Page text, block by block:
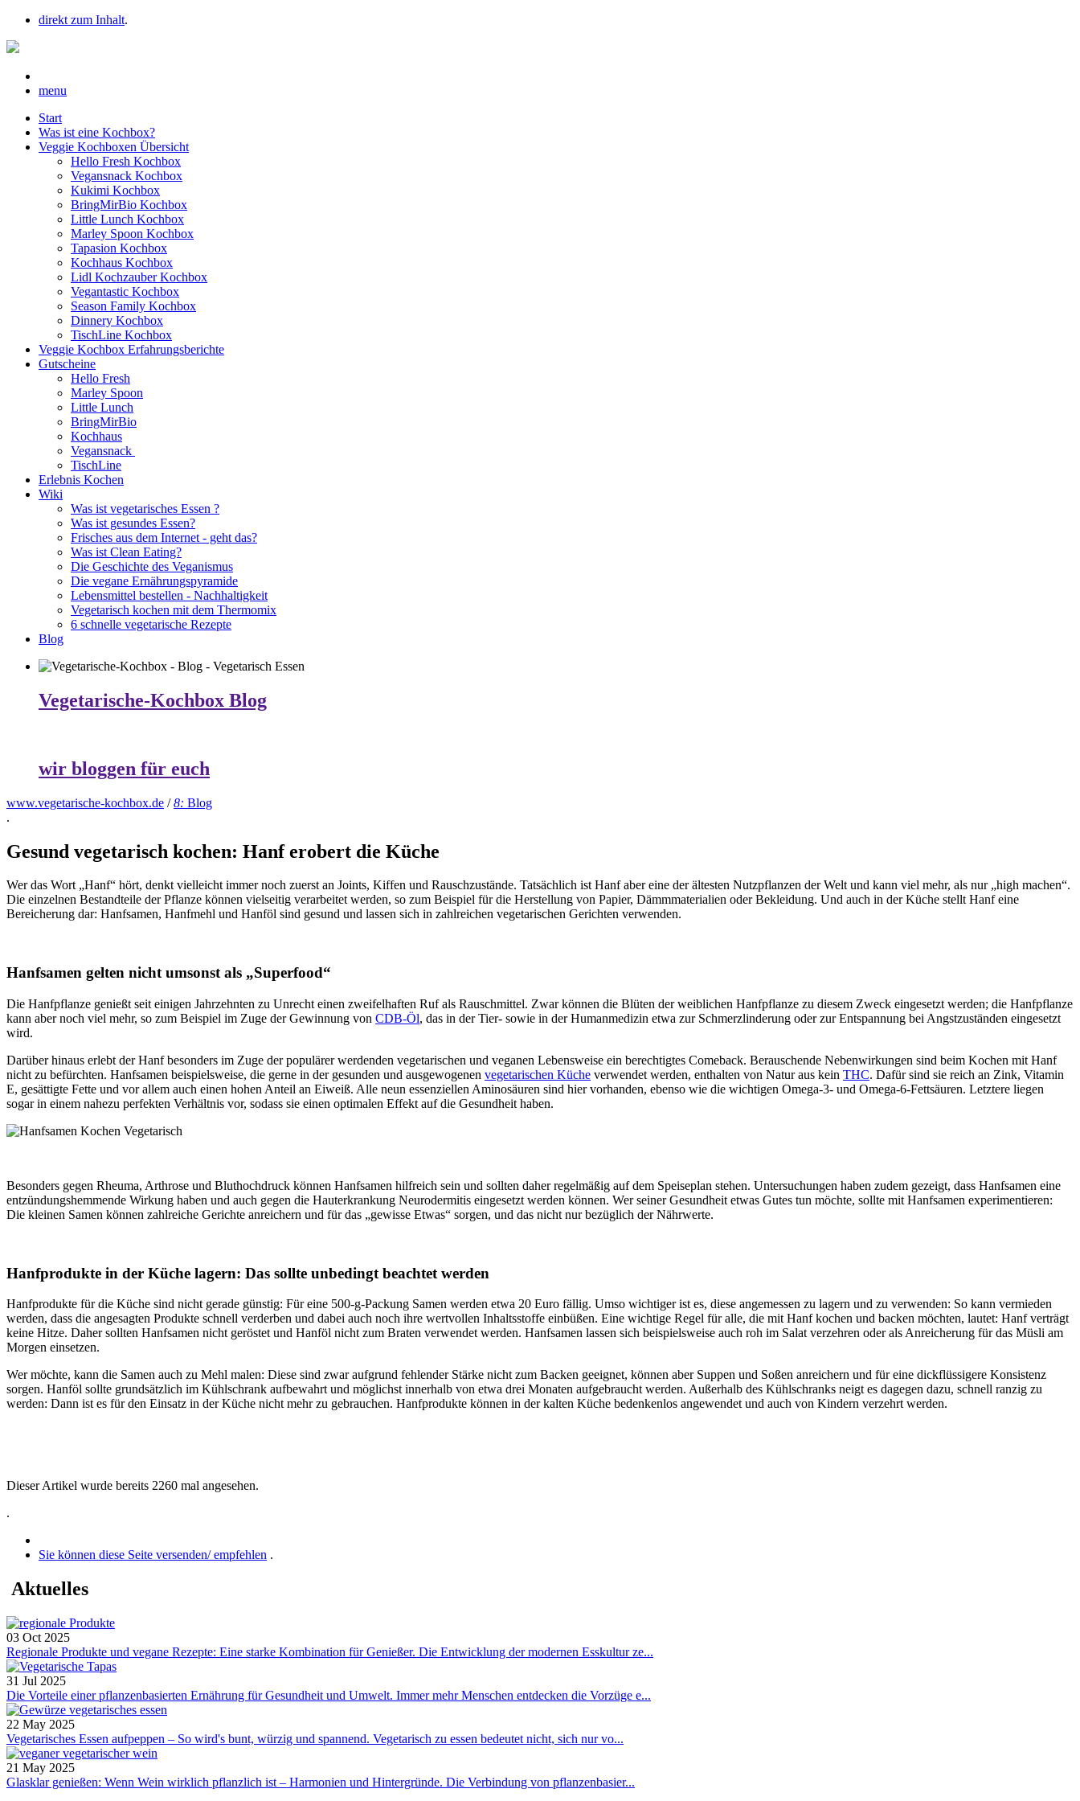
direkt zum Inhalt.
menu
Start
Was ist eine Kochbox?
Veggie Kochboxen Übersicht
Hello Fresh Kochbox
Vegansnack Kochbox
Kukimi Kochbox
BringMirBio Kochbox
Little Lunch Kochbox
Marley Spoon Kochbox
Tapasion Kochbox
Kochhaus Kochbox
Lidl Kochzauber Kochbox
Vegantastic Kochbox
Season Family Kochbox
Dinnery Kochbox
TischLine Kochbox
Veggie Kochbox Erfahrungsberichte
Gutscheine
Hello Fresh
Marley Spoon
Little Lunch
BringMirBio
Kochhaus
Vegansnack
TischLine
Erlebnis Kochen
Wiki
Was ist vegetarisches Essen ?
Was ist gesundes Essen?
Frisches aus dem Internet - geht das?
Was ist Clean Eating?
Die Geschichte des Veganismus
Die vegane Ernährungspyramide
Lebensmittel bestellen - Nachhaltigkeit
Vegetarisch kochen mit dem Thermomix
6 schnelle vegetarische Rezepte
Blog
Vegetarische-Kochbox Blog
wir bloggen für euch
www.vegetarische-kochbox.de /8: Blog
.
Gesund vegetarisch kochen: Hanf erobert die Küche
Wer das Wort „Hanf“ hört, denkt vielleicht immer noch zuerst an Joints, Kiffen und Rauschzustände. Tatsächlich ist Hanf aber eine der ältesten Nutzpflanzen der Welt und kann viel mehr, als nur „high machen“.
Die einzelnen Bestandteile der Pflanze können vielseitig verarbeitet werden, so zum Beispiel für die Herstellung von Papier, Dämmmaterialien oder Bekleidung. Und auch in der Küche stellt Hanf eine
Bereicherung dar: Hanfsamen, Hanfmehl und Hanföl sind gesund und lassen sich in zahlreichen vegetarischen Gerichten verwenden.
Hanfsamen gelten nicht umsonst als „Superfood“
Die Hanfpflanze genießt seit einigen Jahrzehnten zu Unrecht einen zweifelhaften Ruf als Rauschmittel. Zwar können die Blüten der weiblichen Hanfpflanze zu diesem Zweck eingesetzt werden; die Hanfpflanze
kann aber noch viel mehr, so zum Beispiel im Zuge der Gewinnung von CDB-Öl, das in der Tier- sowie in der Humanmedizin etwa zur Schmerzlinderung oder zur Entspannung bei Angstzuständen eingesetzt
wird.
Darüber hinaus erlebt der Hanf besonders im Zuge der populärer werdenden vegetarischen und veganen Lebensweise ein berechtigtes Comeback. Berauschende Nebenwirkungen sind beim Kochen mit Hanf
nicht zu befürchten. Hanfsamen beispielsweise, die gerne in der gesunden und ausgewogenen vegetarischen Küche verwendet werden, enthalten von Natur aus kein THC. Dafür sind sie reich an Zink, Vitamin
E, gesättigte Fette und vor allem auch einen hohen Anteil an Eiweiß. Alle neun essenziellen Aminosäuren sind hier vorhanden, ebenso wie die wichtigen Omega-3- und Omega-6-Fettsäuren. Letztere liegen
sogar in einem nahezu perfekten Verhältnis vor, sodass sie einen optimalen Effekt auf die Gesundheit haben.
Besonders gegen Rheuma, Arthrose und Bluthochdruck können Hanfsamen hilfreich sein und sollten daher regelmäßig auf dem Speiseplan stehen. Untersuchungen haben zudem gezeigt, dass Hanfsamen eine
entzündungshemmende Wirkung haben und auch gegen die Hauterkrankung Neurodermitis eingesetzt werden können. Wer seiner Gesundheit etwas Gutes tun möchte, sollte mit Hanfsamen experimentieren:
Die kleinen Samen können zahlreiche Gerichte anreichern und für das „gewisse Etwas“ sorgen, und das nicht nur bezüglich der Nährwerte.
Hanfprodukte in der Küche lagern: Das sollte unbedingt beachtet werden
Hanfprodukte für die Küche sind nicht gerade günstig: Für eine 500-g-Packung Samen werden etwa 20 Euro fällig. Umso wichtiger ist es, diese angemessen zu lagern und zu verwenden: So kann vermieden
werden, dass die angesagten Produkte schnell verderben und dabei auch noch ihre wertvollen Inhaltsstoffe einbüßen. Eine wichtige Regel für alle, die mit Hanf kochen und backen möchten, lautet: Hanf verträgt
keine Hitze. Daher sollten Hanfsamen nicht geröstet und Hanföl nicht zum Braten verwendet werden. Hanfsamen lassen sich beispielsweise auch roh im Salat verzehren oder als Anreicherung für das Müsli am
Morgen einsetzen.
Wer möchte, kann die Samen auch zu Mehl malen: Diese sind zwar aufgrund fehlender Stärke nicht zum Backen geeignet, können aber Suppen und Soßen anreichern und für eine dickflüssigere Konsistenz
sorgen. Hanföl sollte grundsätzlich im Kühlschrank aufbewahrt und möglichst innerhalb von etwa drei Monaten aufgebraucht werden. Außerhalb des Kühlschranks neigt es dagegen dazu, schnell ranzig zu
werden: Dann ist es für den Einsatz in der Küche nicht mehr zu gebrauchen. Hanfprodukte können in der kalten Küche bedenkenlos angewendet und auch von Kindern verzehrt werden.
Dieser Artikel wurde bereits 2260 mal angesehen.
.
Sie können diese Seite versenden/ empfehlen .
Aktuelles
03 Oct 2025
Regionale Produkte und vegane Rezepte: Eine starke Kombination für Genießer. Die Entwicklung der modernen Esskultur ze...
31 Jul 2025
Die Vorteile einer pflanzenbasierten Ernährung für Gesundheit und Umwelt. Immer mehr Menschen entdecken die Vorzüge e...
22 May 2025
Vegetarisches Essen aufpeppen – So wird's bunt, würzig und spannend. Vegetarisch zu essen bedeutet nicht, sich nur vo...
21 May 2025
Glasklar genießen: Wenn Wein wirklich pflanzlich ist – Harmonien und Hintergründe. Die Verbindung von pflanzenbasier...